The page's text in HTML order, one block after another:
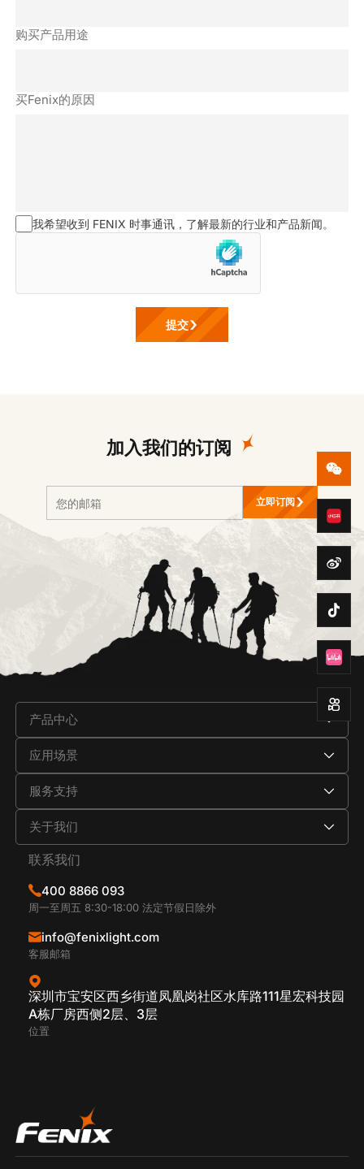
购买产品用途
买Fenix的原因
我希望收到 FENIX 时事通讯，了解最新的行业和产品新闻。
提交
加入我们的订阅
立即订阅
产品中心
应用场景
服务支持
关于我们
联系我们
400 8866 093
周一至周五 8:30-18:00 法定节假日除外
info@fenixlight.com
客服邮箱
深圳市宝安区西乡街道凤凰岗社区水库路111星宏科技园
A栋厂房西侧2层、3层
位置